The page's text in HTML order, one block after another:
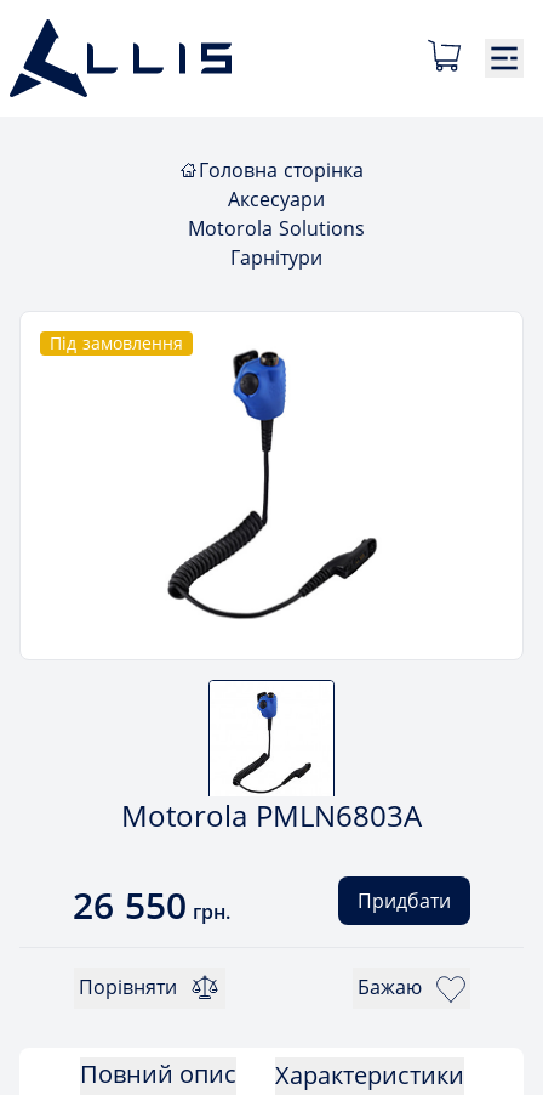
Головна сторінка
Аксесуари
Motorola Solutions
Гарнітури
Під замовлення
Motorola PMLN6803A
26 550 грн. Придбати
Порівняти Бажаю
Повний опис
Характеристики